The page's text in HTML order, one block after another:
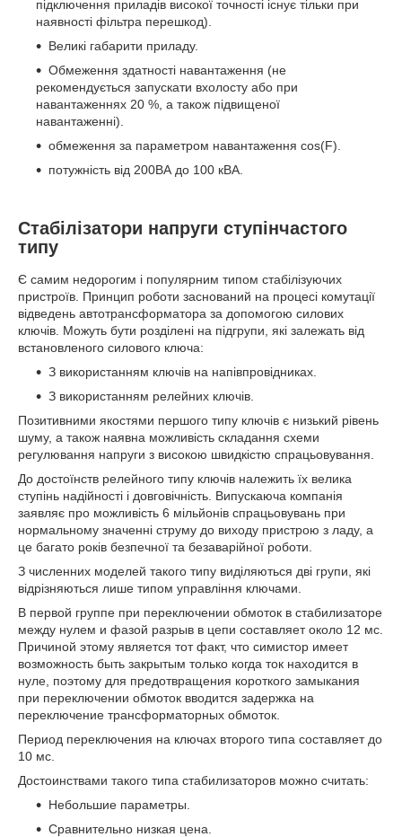
підключення приладів високої точності існує тільки при
наявності фільтра перешкод).
Великі габарити приладу.
Обмеження здатності навантаження (не
рекомендується запускати вхолосту або при
навантаженнях 20 %, а також підвищеної
навантаженні).
обмеження за параметром навантаження cos(F).
потужність від 200ВА до 100 кВА.
Стабілізатори напруги ступінчастого
типу
Є самим недорогим і популярним типом стабілізуючих
пристроїв. Принцип роботи заснований на процесі комутації
відведень автотрансформатора за допомогою силових
ключів. Можуть бути розділені на підгрупи, які залежать від
встановленого силового ключа:
З використанням ключів на напівпровідниках.
З використанням релейних ключів.
Позитивними якостями першого типу ключів є низький рівень
шуму, а також наявна можливість складання схеми
регулювання напруги з високою швидкістю спрацьовування.
До достоїнств релейного типу ключів належить їх велика
ступінь надійності і довговічність. Випускаюча компанія
заявляє про можливість 6 мільйонів спрацьовувань при
нормальному значенні струму до виходу пристрою з ладу, а
це багато років безпечної та безаварійної роботи.
З численних моделей такого типу виділяються дві групи, які
відрізняються лише типом управління ключами.
В первой группе при переключении обмоток в стабилизаторе
между нулем и фазой разрыв в цепи составляет около 12 мс.
Причиной этому является тот факт, что симистор имеет
возможность быть закрытым только когда ток находится в
нуле, поэтому для предотвращения короткого замыкания
при переключении обмоток вводится задержка на
переключение трансформаторных обмоток.
Период переключения на ключах второго типа составляет до
10 мс.
Достоинствами такого типа стабилизаторов можно считать:
Небольшие параметры.
Сравнительно низкая цена.